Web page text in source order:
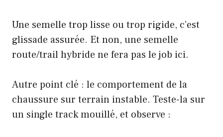
Une semelle trop lisse ou trop rigide, c’est
glissade assurée. Et non, une semelle
route/trail hybride ne fera pas le job ici.
Autre point clé : le comportement de la
chaussure sur terrain instable. Teste-la sur
un single track mouillé, et observe :